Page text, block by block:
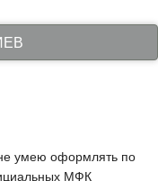
умею оформлять по
МФК